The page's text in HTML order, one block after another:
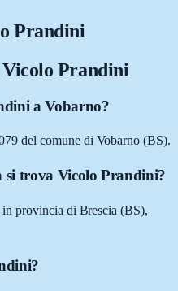
Prandini
Vicolo Prandini
a Vobarno?
del comune di Vobarno (BS).
si trova Vicolo Prandini?
provincia di Brescia (BS),